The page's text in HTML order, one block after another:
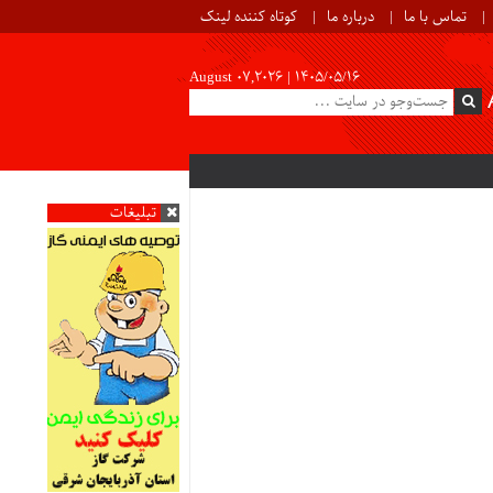
تماس با ما درباره ما کوتاه کننده لینک
August 07,2026 | ۱۴۰۵/۰۵/۱۶
تبلیغات